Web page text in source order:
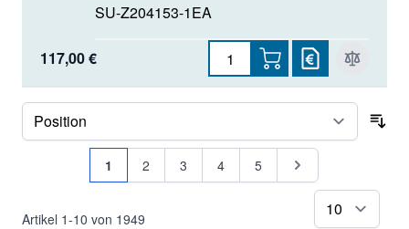
SU-Z204153-1EA
117,00 €
Artikel 1-10 von 1949
Seite
Sie lesen gerade Seite
1 Seite
2 Seite
3 Seite
4 Seite
5 Seite